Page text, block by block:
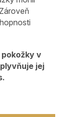
v
jej